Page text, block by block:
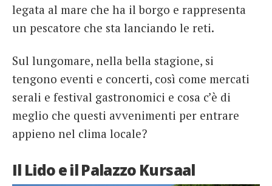
legata al mare che ha il borgo e rappresenta
un pescatore che sta lanciando le reti.
Sul lungomare, nella bella stagione, si
tengono eventi e concerti, così come mercati
serali e festival gastronomici e cosa c’è di
meglio che questi avvenimenti per entrare
appieno nel clima locale?
Il Lido e il Palazzo Kursaal